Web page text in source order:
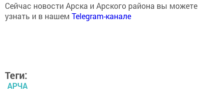
Сейчас новости Арска и Арского района вы можете
узнать и в нашем Telegram-канале
Теги:
АРЧА